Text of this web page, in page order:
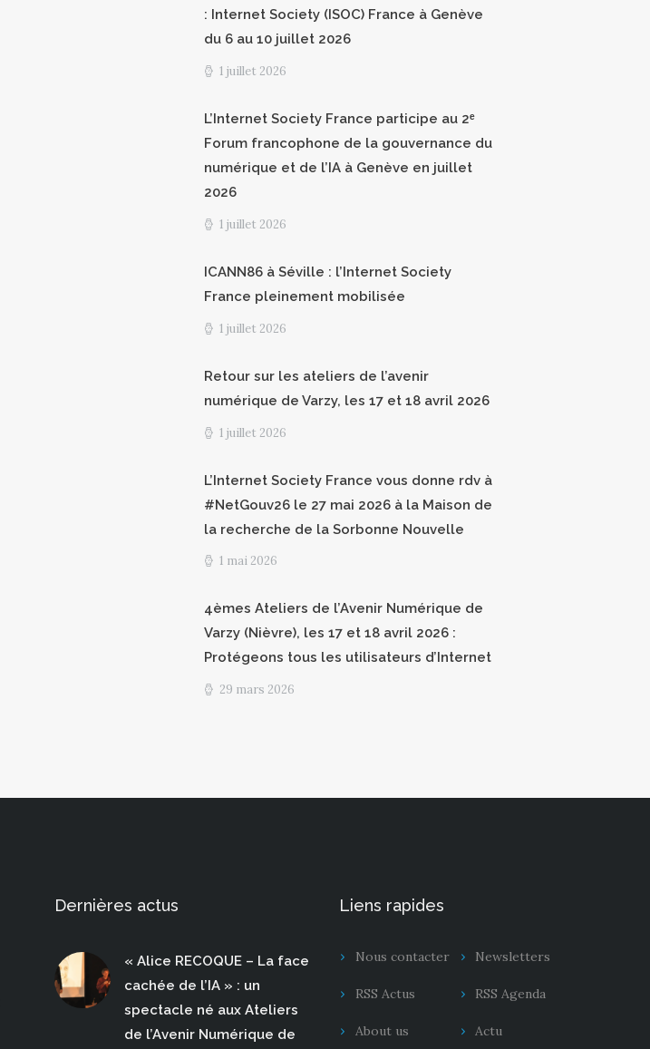
: Internet Society (ISOC) France à Genève
du 6 au 10 juillet 2026
1 juillet 2026
L’Internet Society France participe au 2ᵉ
Forum francophone de la gouvernance du
numérique et de l’IA à Genève en juillet
2026
1 juillet 2026
ICANN86 à Séville : l’Internet Society
France pleinement mobilisée
1 juillet 2026
Retour sur les ateliers de l’avenir
numérique de Varzy, les 17 et 18 avril 2026
1 juillet 2026
L’Internet Society France vous donne rdv à
#NetGouv26 le 27 mai 2026 à la Maison de
la recherche de la Sorbonne Nouvelle
1 mai 2026
4èmes Ateliers de l’Avenir Numérique de
Varzy (Nièvre), les 17 et 18 avril 2026 :
Protégeons tous les utilisateurs d’Internet
29 mars 2026
Dernières actus
« Alice RECOQUE – La face
cachée de l’IA » : un
spectacle né aux Ateliers
de l’Avenir Numérique de
Liens rapides
Nous contacter Newsletters
RSS Actus RSS Agenda
About us Actu